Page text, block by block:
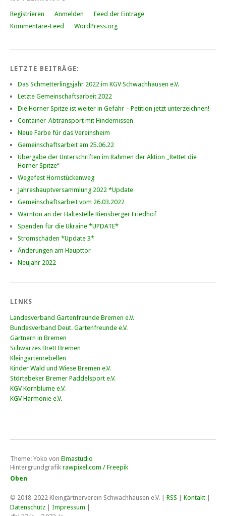
Registrieren Anmelden
Feed der Einträge
Kommentare-Feed
WordPress.org
LETZTE BEITRÄGE:
Das Schmetterlingsjahr 2022 im KGV Schwachhausen e.V.
Letzte Gemeinschaftsarbeit 2022
Die Horner Spitze ist weiter in Gefahr – Petition jetzt unterzeichnen!
Container-Abtransport mit Hindernissen
Neue Farbe für das Vereinsheim
Gemeinschaftsarbeit am 25.06.22
Übergabe der Unterschriften im Rahmen der Aktion „Rettet die
Horner Spitze“
Wegefest Hornstückenweg
Jahreshauptversammlung 2022 *Update
Gemeinschaftsarbeit vom 26.03.2022
Warnton an der Haltestelle Riensberger Friedhof
Spenden für die Ukraine *UPDATE*
Stromschäden *Update 3*
Änderungen am Haupttor
Neujahr 2022
LINKS
Landesverband Gartenfreunde Bremen e.V.
Bundesverband Deut. Gartenfreunde e.V.
Gärtnern in Bremen
Schwarzes Brett Bremen
Kleingartenrebellen
Kinder Wald und Wiese Bremen e.V.
Störtebeker Bremer Paddelsport e.V.
KGV Kornblume e.V.
KGV Harmonie e.V.
Theme: Yoko von Elmastudio
Hintergrundgrafik rawpixel.com / Freepik
Oben
© 2018-2022 Kleingärtnerverein Schwachhausen e.V. | RSS Kontakt
Datenschutz
Impressum